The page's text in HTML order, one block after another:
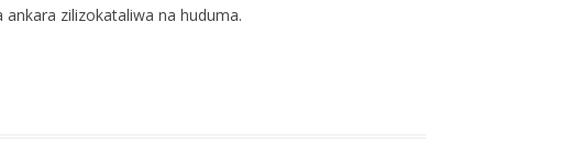
zilizokataliwa na huduma.